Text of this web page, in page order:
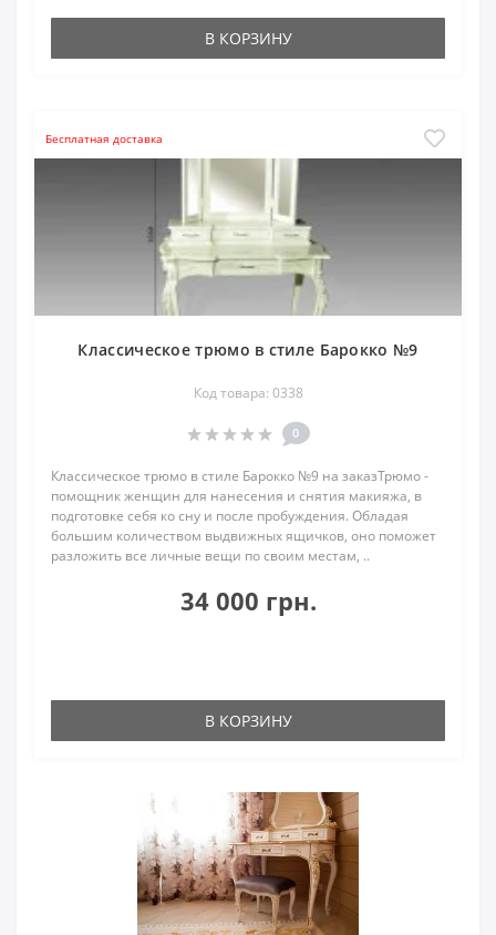
В КОРЗИНУ
Бесплатная доставка
Классическое трюмо в стиле Барокко №9
Код товара: 0338
0
Классическое трюмо в стиле Барокко №9 на заказТрюмо -
помощник женщин для нанесения и снятия макияжа, в
подготовке себя ко сну и после пробуждения. Обладая
большим количеством выдвижных ящичков, оно поможет
разложить все личные вещи по своим местам, ..
34 000 грн.
В КОРЗИНУ